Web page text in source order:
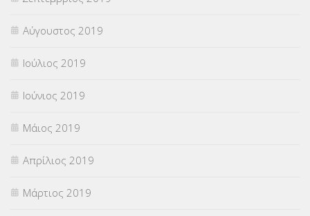
Αύγουστος 2019
Ιούλιος 2019
Ιούνιος 2019
Μάιος 2019
Απρίλιος 2019
Μάρτιος 2019